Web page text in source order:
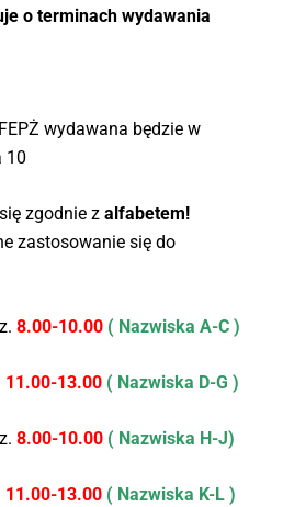
o terminach wydawania
wydawana będzie w
10
zgodnie z alfabetem!
zastosowanie się do
8.00-10.00 ( Nazwiska A-C )
11.00-13.00 ( Nazwiska D-G )
8.00-10.00 ( Nazwiska H-J)
11.00-13.00 ( Nazwiska K-L )